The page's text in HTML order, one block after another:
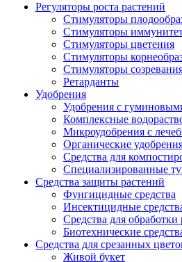
Регуляторы роста растений
Стимуляторы
Стимуляторы
Стимуляторы цветения
Стимуляторы
Стимуляторы
Ретарданты
Удобрения
Удобрения с
Комплексные
Микроудобрения с
Органические
Средства для
Специализированные
Средства защиты растений
Фунгицидные средства
Инсектицидные
Средства для обработки
Биотехнические
Средства для срезанных
Живой букет